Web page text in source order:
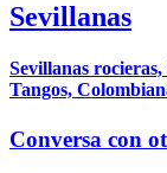
Sevillanas
Sevillanas
Tangos,
Conversa con